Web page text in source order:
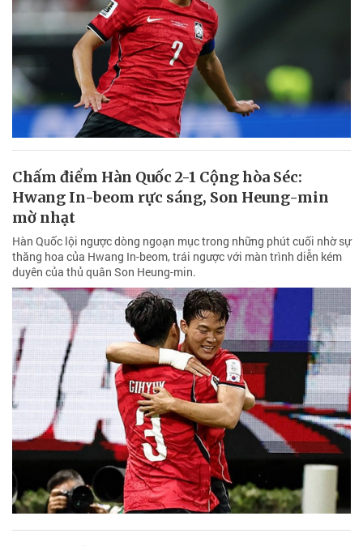
Chấm điểm Hàn Quốc 2-1 Cộng hòa Séc:
Hwang In-beom rực sáng, Son Heung-min
mờ nhạt
Hàn Quốc lội ngược dòng ngoạn mục trong những phút cuối nhờ sự
thăng hoa của Hwang In-beom, trái ngược với màn trình diễn kém
duyên của thủ quân Son Heung-min.